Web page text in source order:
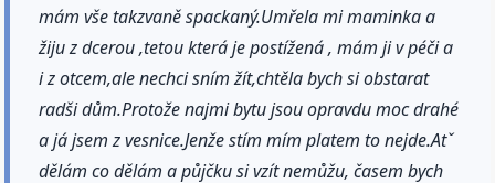
mám vše takzvaně spackaný.Umřela mi maminka a
žiju z dcerou ,tetou která je postížená , mám ji v péči a
i z otcem,ale nechci sním žít,chtěla bych si obstarat
radši dům.Protože najmi bytu jsou opravdu moc drahé
a já jsem z vesnice.Jenže stím mím platem to nejde.Atˇ
dělám co dělám a půjčku si vzít nemůžu, časem bych